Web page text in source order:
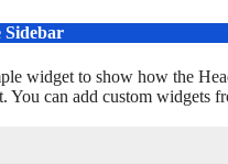
Sidebar
widget to show how the
You can add custom widgets